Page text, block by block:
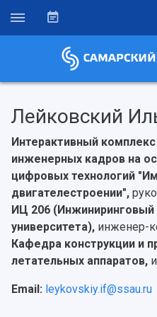
Лейковский
Интерактивный
инженерных кадров на
цифровых технологий
двигателестроении",
ИЦ 206
университета), инженер-
Кафедра конструкции и
летательных аппаратов,
Email: leykovskiy.if@ssau.ru